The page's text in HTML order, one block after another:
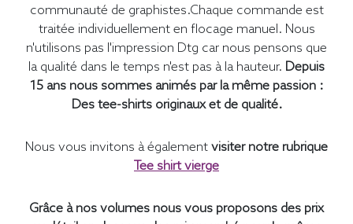
communauté de graphistes.Chaque commande est
traitée individuellement en flocage manuel. Nous
n'utilisons pas l'impression Dtg car nous pensons que
la qualité dans le temps n'est pas à la hauteur. Depuis
15 ans nous sommes animés par la même passion :
Des tee-shirts originaux et de qualité.
Nous vous invitons à également visiter notre rubrique
Tee shirt vierge
Grâce à nos volumes nous vous proposons des prix